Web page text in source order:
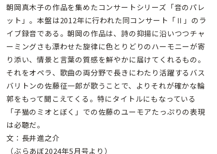
朝岡真木子の作品を集めたコンサートシリーズ「音のパレ
ット」。本盤は2012年に行われた同コンサート「Ⅱ」のラ
イブ録音である。朝岡の作品は、詩の抑揚に沿いつつチャ
ーミングさも漂わせた旋律に色とりどりのハーモニーが寄
り添い、情景と言葉の質感を鮮やかに届けてくれるもの。
それをオペラ、歌曲の両分野で長きにわたり活躍するバス
バリトンの佐藤征一郎が歌うことで、よりそれが確かな輪
郭をもって聞こえてくる。特にタイトルにもなっている
「子猫のミオとぼく」での佐藤のユーモアたっぷりの表現
は必聴だ。
文：長井進之介
（ぶらあぼ2024年5月号より）